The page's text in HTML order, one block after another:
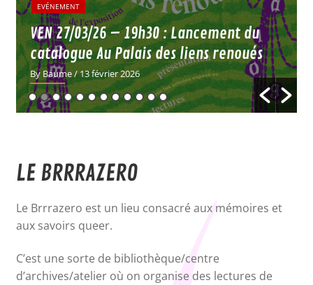
Nos collections
EVÉNEMENT
VEN 27/03/26 – 19h30 : Lancement du
catalogue Au Palais des liens renoués
By Baume/ 13 février 2026
LE BRRRAZERO
Le Brrrazero est un lieu consacré aux mémoires et
aux savoirs queer.
C’est une sorte de bibliothèque/centre
d’archives/atelier où on organise des lectures de